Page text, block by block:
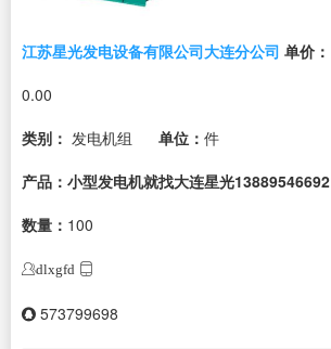
江苏星光发电设备有限公司大连分公司 单价：
0.00
类别： 发电机组 单位： 件
产品：小型发电机就找大连星光13889546692
数量： 100
dlxgfd
573799698